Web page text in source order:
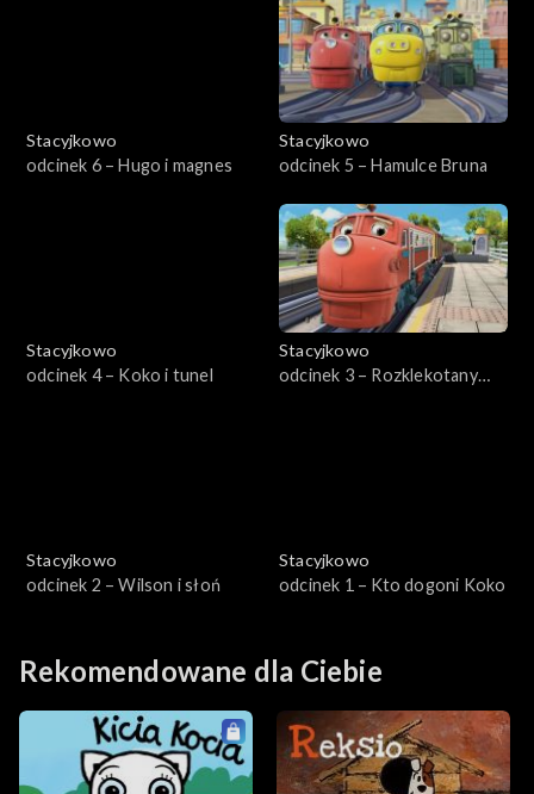
Stacyjkowo
odcinek 6 – Hugo i magnes
Stacyjkowo
odcinek 5 – Hamulce Bruna
Stacyjkowo
odcinek 4 – Koko i tunel
Stacyjkowo
odcinek 3 – Rozklekotany
Stacyjkowo
odcinek 2 – Wilson i słoń
Stacyjkowo
odcinek 1 – Kto dogoni Koko
Rekomendowane dla Ciebie